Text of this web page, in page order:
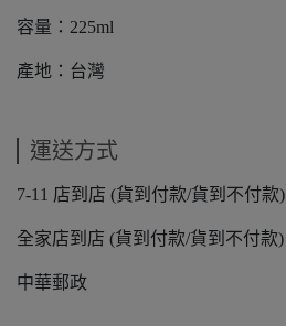
容量：225ml
產地：台灣
運送方式
7-11 店到店 (貨到付款/貨到不付款)
全家店到店 (貨到付款/貨到不付款)
中華郵政